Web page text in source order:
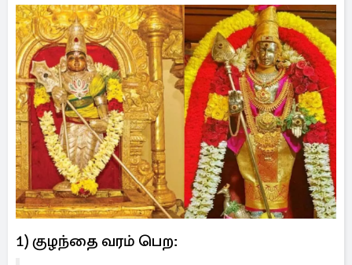
1) குழந்தை வரம் பெற: